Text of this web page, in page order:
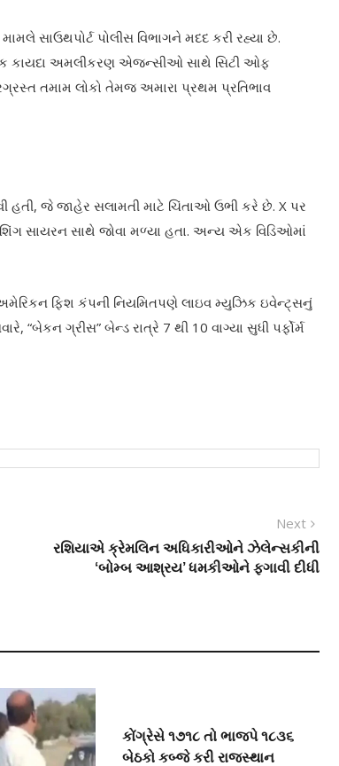
સાઉથપોર્ટ પોલીસ વિભાગને મદદ કરી રહ્યા છે.
કાયદા અમલીકરણ એજન્સીઓ સાથે સિટી ઓફ
તમામ લોકો તેમજ અમારા પ્રથમ પ્રતિભાવ
હતી, જે જાહેર સલામતી માટે ચિંતાઓ ઉભી કરે છે. X પર
સાયરન સાથે જોવા મળ્યા હતા. અન્ય એક વિડિઓમાં
ફિશ કંપની નિયમિતપણે લાઇવ મ્યુઝિક ઇવેન્ટ્સનું
ગ્રીસ” બેન્ડ રાત્રે 7 થી 10 વાગ્યા સુધી પર્ફોર્મ
Next
રશિયાએ ક્રેમલિન અધિકારીઓને ઝેલેન્સકીની
‘બોમ્બ આશ્રય’ ધમકીઓને ફગાવી દીધી
કોંગ્રેસે ૧૭૧૮ તો ભાજપે ૧૮૩૬
બેઠકો કબ્જે કરી રાજસ્થાન